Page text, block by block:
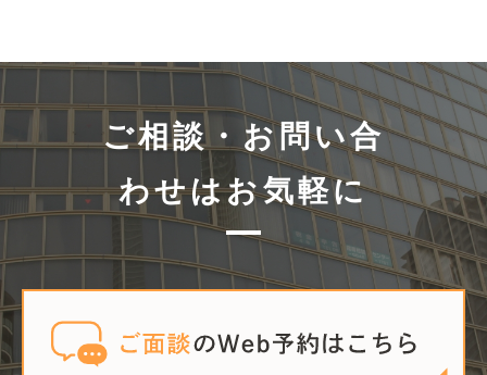
ご相談・お問い合
わせはお気軽に